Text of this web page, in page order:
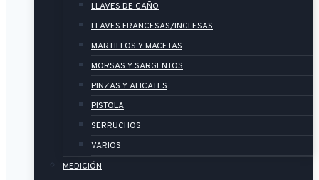
LLAVES DE CAÑO
LLAVES FRANCESAS/INGLESAS
MARTILLOS Y MACETAS
MORSAS Y SARGENTOS
PINZAS Y ALICATES
PISTOLA
SERRUCHOS
VARIOS
MEDICIÓN